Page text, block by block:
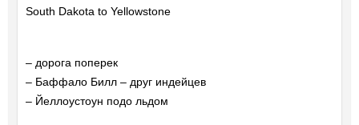
South Dakota to Yellowstone
– дорога поперек
– Баффало Билл – друг индейцев
– Йеллоустоун подо льдом